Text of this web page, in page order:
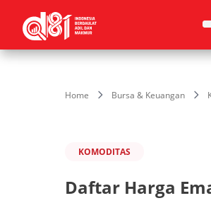
Home Bursa & Keuangan
KOMODITAS
Daftar Harga